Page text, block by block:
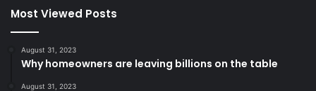
Most Viewed Posts
August 31, 2023
Why homeowners are leaving billions on the table
August 31, 2023